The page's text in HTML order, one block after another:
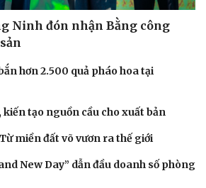
Thời trang
Ninh đón nhận Bằng công
hơn 2.500 quả pháo hoa tại
kiến tạo nguồn cầu cho xuất bản
miền đất võ vươn ra thế giới
New Day” dẫn đầu doanh số phòng